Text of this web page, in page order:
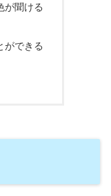
が聞ける
ができる